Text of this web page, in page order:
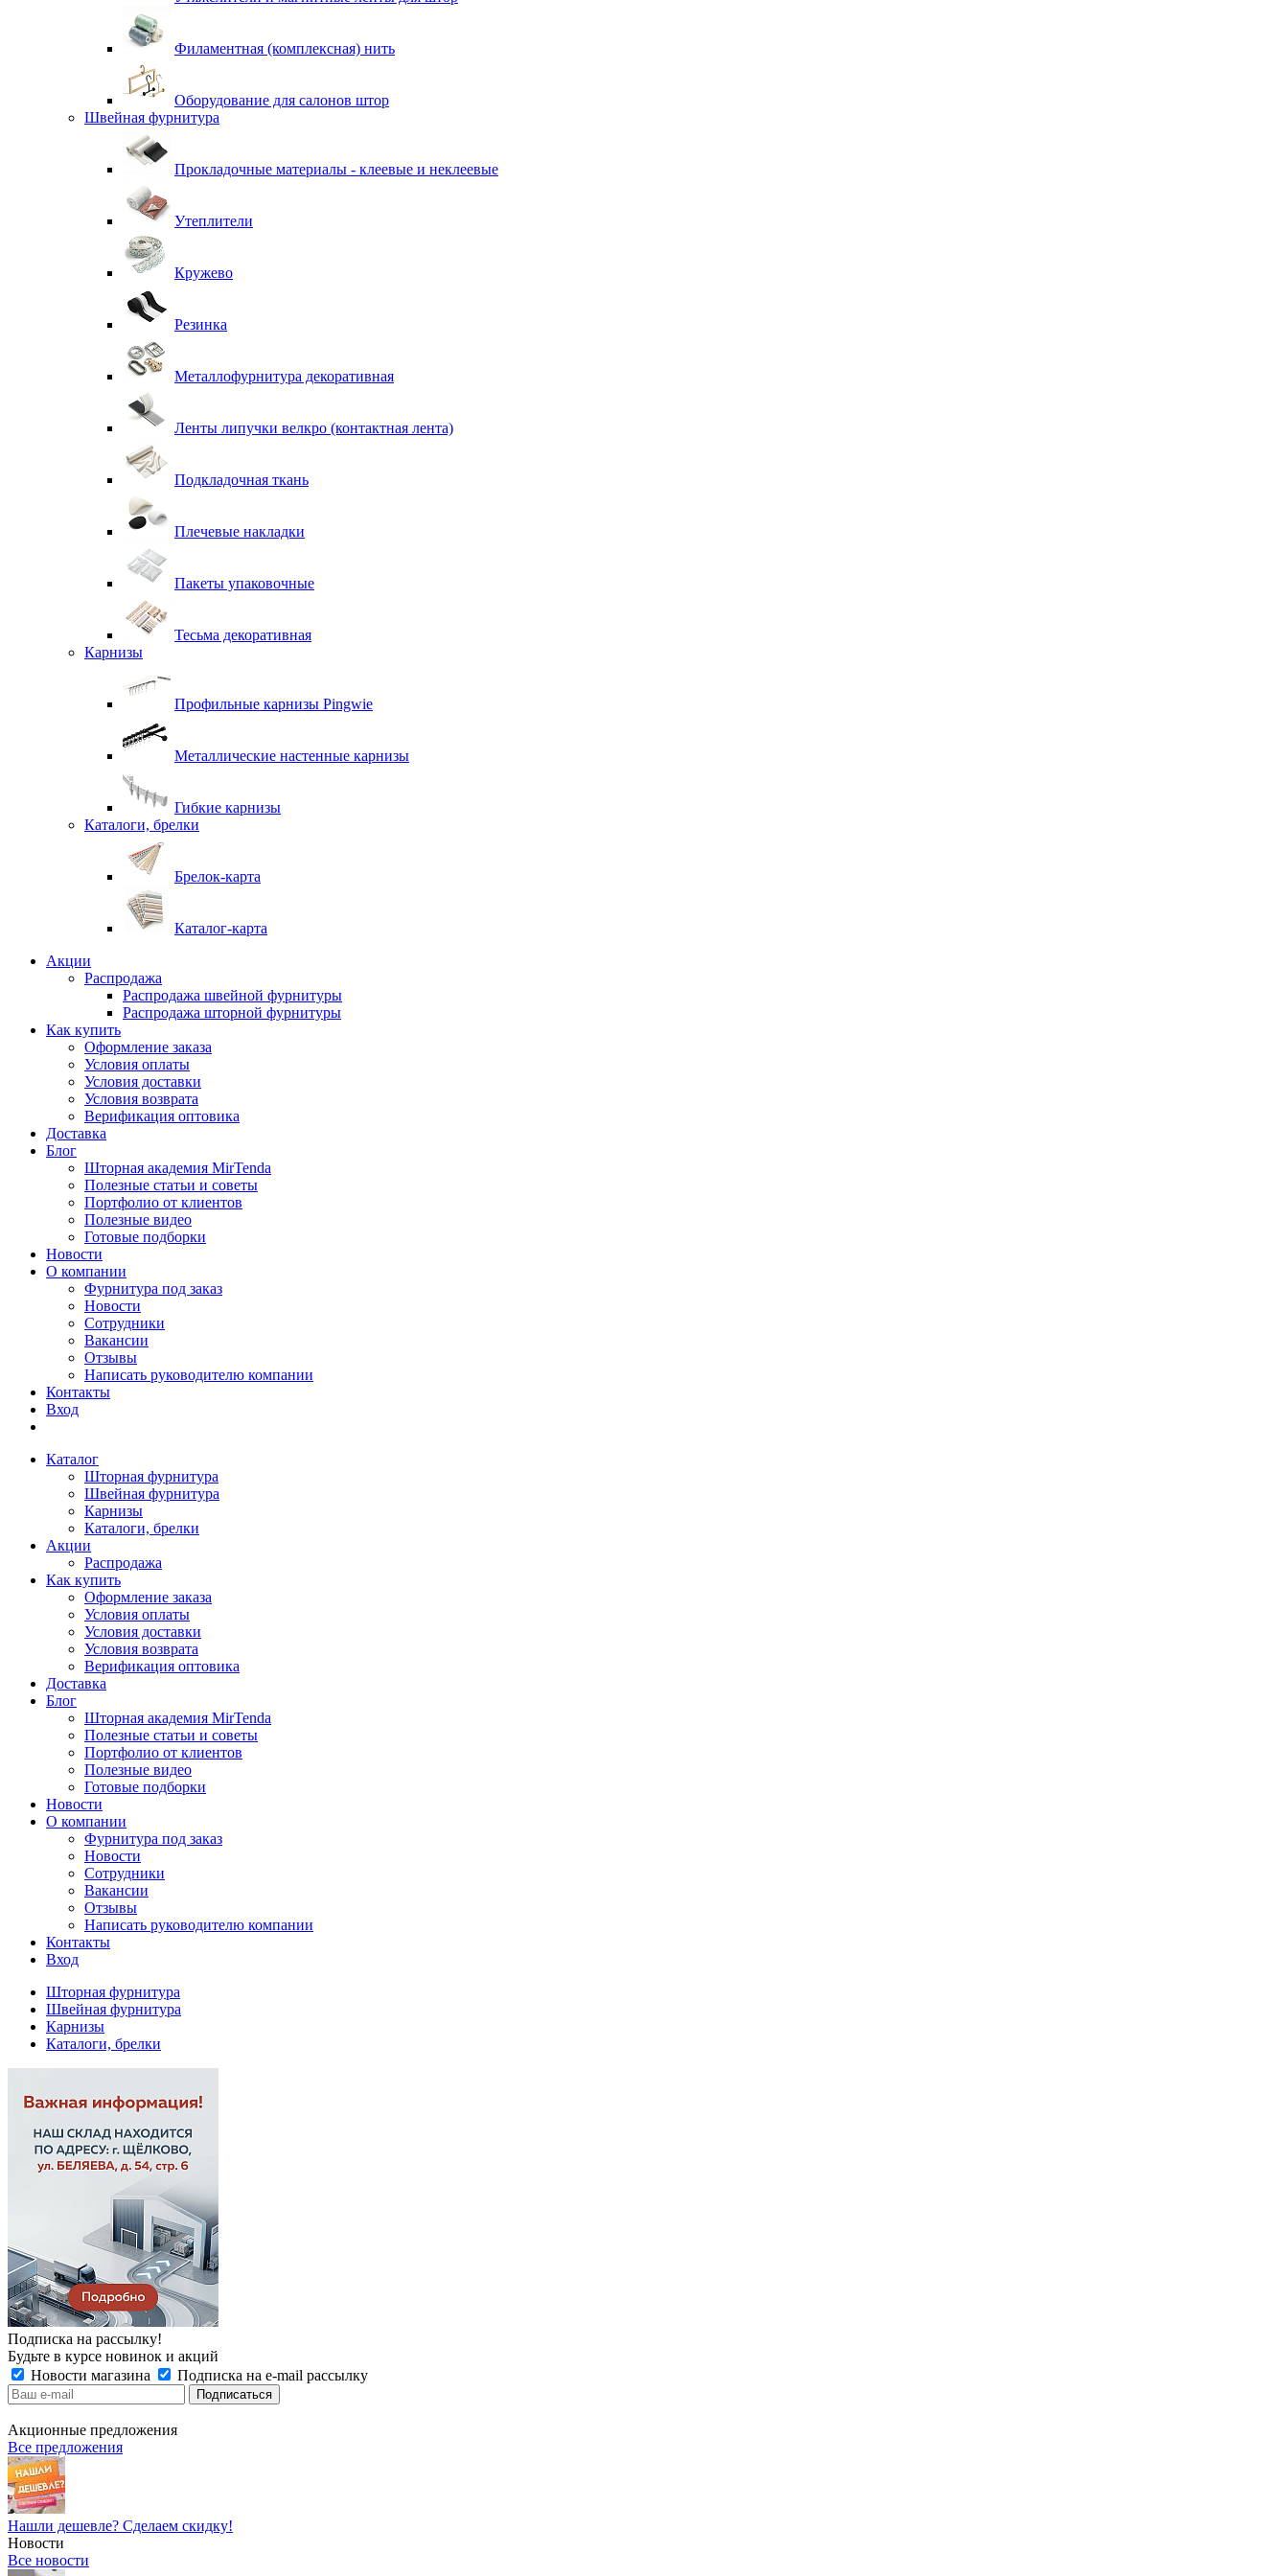
Филаментная (комплексная) нить
Оборудование для салонов штор
Швейная фурнитура
Прокладочные материалы - клеевые и неклеевые
Утеплители
Кружево
Резинка
Металлофурнитура декоративная
Ленты липучки велкро (контактная лента)
Подкладочная ткань
Плечевые накладки
Пакеты упаковочные
Тесьма декоративная
Карнизы
Профильные карнизы Pingwie
Металлические настенные карнизы
Гибкие карнизы
Каталоги, брелки
Брелок-карта
Каталог-карта
Акции
Распродажа
Распродажа швейной фурнитуры
Распродажа шторной фурнитуры
Как купить
Оформление заказа
Условия оплаты
Условия доставки
Условия возврата
Верификация оптовика
Доставка
Блог
Шторная академия MirTenda
Полезные статьи и советы
Портфолио от клиентов
Полезные видео
Готовые подборки
Новости
О компании
Фурнитура под заказ
Новости
Сотрудники
Вакансии
Отзывы
Написать руководителю компании
Контакты
Вход
Каталог
Шторная фурнитура
Швейная фурнитура
Карнизы
Каталоги, брелки
Акции
Распродажа
Как купить
Оформление заказа
Условия оплаты
Условия доставки
Условия возврата
Верификация оптовика
Доставка
Блог
Шторная академия MirTenda
Полезные статьи и советы
Портфолио от клиентов
Полезные видео
Готовые подборки
Новости
О компании
Фурнитура под заказ
Новости
Сотрудники
Вакансии
Отзывы
Написать руководителю компании
Контакты
Вход
Шторная фурнитура
Швейная фурнитура
Карнизы
Каталоги, брелки
Подписка на рассылку!
Будьте в курсе новинок и акций
Новости магазина
Подписка на e-mail рассылку
Акционные предложения
Все предложения
Нашли дешевле? Сделаем скидку!
Новости
Все новости